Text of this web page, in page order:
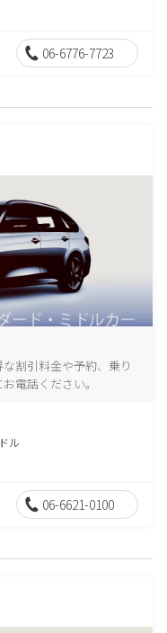
06-6776-7723
割引料金や予約、乗り
電話ください。
ル
06-6621-0100